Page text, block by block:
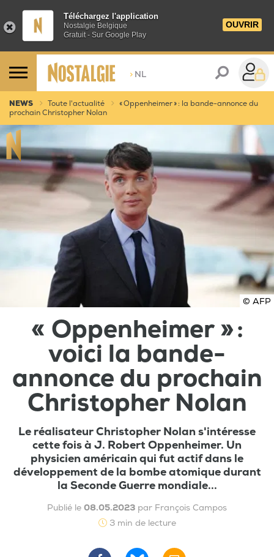
Téléchargez l'application
Nostalgie Belgique
Gratuit - Sur Google Play
OUVRIR
> NL
NEWS Toute l'actualité
« Oppenheimer » : la bande-annonce du
prochain Christopher Nolan
© AFP
« Oppenheimer » :
voici la bande-
annonce du prochain
Christopher Nolan
Le réalisateur Christopher Nolan s'intéresse
cette fois à J. Robert Oppenheimer. Un
physicien américain qui fut actif dans le
développement de la bombe atomique durant
la Seconde Guerre mondiale...
Publié le 08.05.2023 par François Campos
3 min de lecture